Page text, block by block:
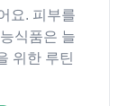
요. 피부를
식품은 늘
위한 루틴